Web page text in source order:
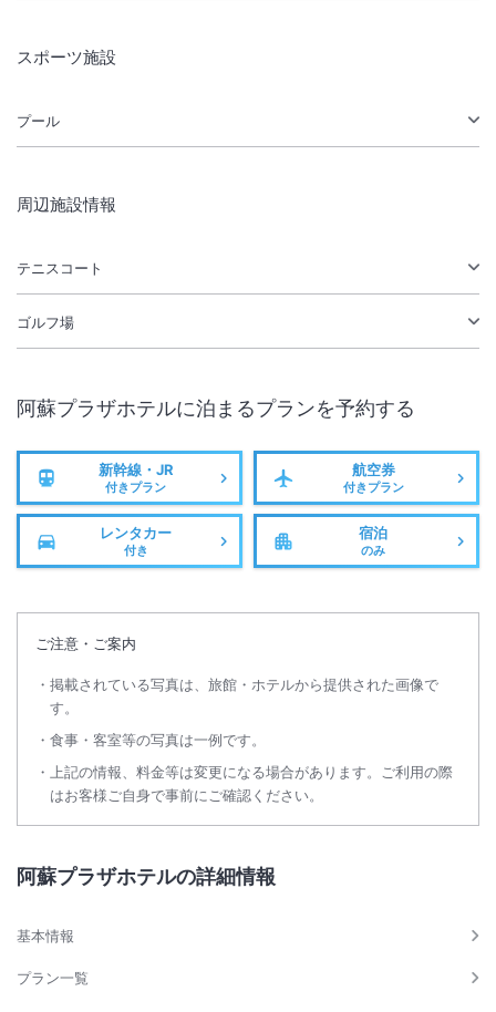
スポーツ施設
プール
周辺施設情報
テニスコート
ゴルフ場
阿蘇プラザホテルに泊まるプランを予約する
新幹線・JR
付きプラン
航空券
付きプラン
レンタカー
付き
宿泊
のみ
ご注意・ご案内
掲載されている写真は、旅館・ホテルから提供された画像で
す。
食事・客室等の写真は一例です。
上記の情報、料金等は変更になる場合があります。ご利用の際
はお客様ご自身で事前にご確認ください。
阿蘇プラザホテルの詳細情報
基本情報
プラン一覧